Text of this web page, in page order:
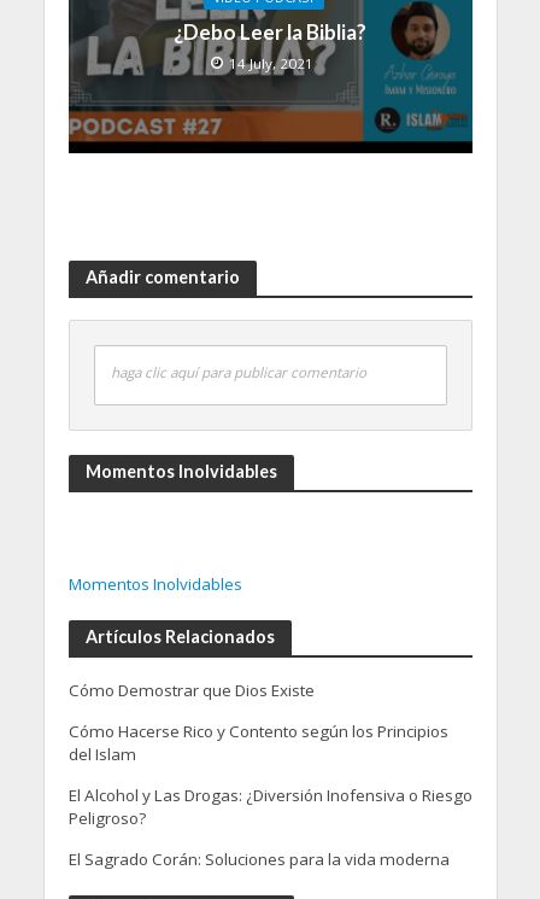
¿Debo Leer la Biblia?
14 July, 2021
Añadir comentario
haga clic aquí para publicar comentario
Momentos Inolvidables
Momentos Inolvidables
Artículos Relacionados
Cómo Demostrar que Dios Existe
Cómo Hacerse Rico y Contento según los Principios
del Islam
El Alcohol y Las Drogas: ¿Diversión Inofensiva o Riesgo
Peligroso?
El Sagrado Corán: Soluciones para la vida moderna